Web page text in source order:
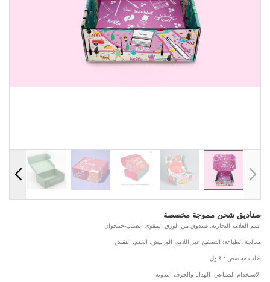
صناديق شحن مموجة مخصصة
اسم العلامة التجارية: صندوق من الورق المقوى الصلب-جينجوان
معالجة الطباعة: التصفيح غير اللامع، الورنيش، الختم، النقش
طلب مخصص : قبول
الاستخدام الصناعي: الهدايا والحرف اليدوية